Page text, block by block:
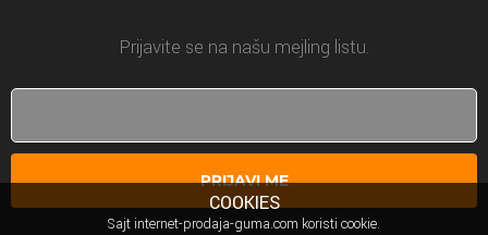
Prijavite se na našu mejling listu.
PRIJAVI ME
COOKIES
Sajt internet-prodaja-guma.com koristi cookie.